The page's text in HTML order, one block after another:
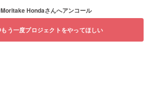
Moritake Hondaさんへアンコール
もう一度プロジェクトをやってほしい